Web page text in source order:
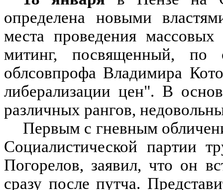
определена новыми
места проведения
митинг, посвященный, по
облсовпрофа Владимира
либерализации цен". В
различных рангов,
Первым с гневным
Социалистической партии
Погорелов, заявил, что он
сразу после путча.